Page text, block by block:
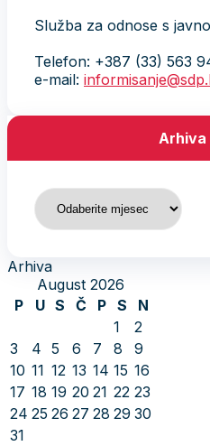
Služba za odnose s
Telefon: +387 (33) 563
e-mail:
Arhiva
Arhiva
Arhiva
August 2026
P
U S Č P S
N
1
2
3
4 5 6 7 8
9
10 11 12 13 14 15 16
17 18 19 20 21 22 23
24 25 26 27 28 29 30
31